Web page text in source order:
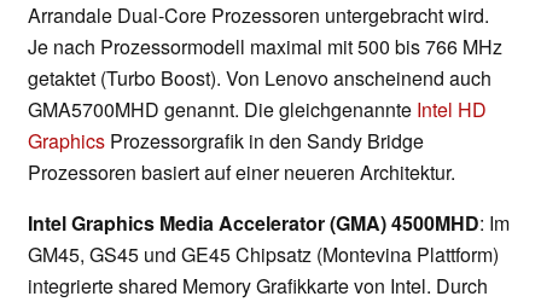
Arrandale Dual-Core Prozessoren untergebracht wird.
Je nach Prozessormodell maximal mit 500 bis 766 MHz
getaktet (Turbo Boost). Von Lenovo anscheinend auch
GMA5700MHD genannt. Die gleichgenannte Intel HD
Graphics Prozessorgrafik in den Sandy Bridge
Prozessoren basiert auf einer neueren Architektur.
Intel Graphics Media Accelerator (GMA) 4500MHD: Im
GM45, GS45 und GE45 Chipsatz (Montevina Plattform)
integrierte shared Memory Grafikkarte von Intel. Durch